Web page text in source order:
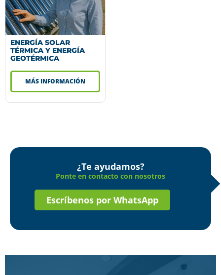
ENERGÍA SOLAR
TÉRMICA Y ENERGÍA
GEOTÉRMICA
MÁS INFORMACIÓN
¿Te ayudamos?
Ponte en contacto con nosotros
Escríbenos por WhatsApp